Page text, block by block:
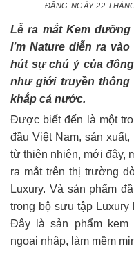
ĐĂNG NGÀY22
Lễ ra mắt Kem
I’m Nature diễn ra
hút sự chú ý của
như giới truyền thông
khắp cả nước.
Được biết đến là một
đầu Việt Nam, sản
từ thiên nhiên, mới đây,
ra mắt trên thị trường
Luxury. Và sản phẩm
trong bộ sưu tập Luxury
Đây là sản phẩm kem
ngoại nhập, làm mềm